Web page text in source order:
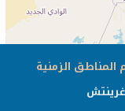
المناطق الزمنية